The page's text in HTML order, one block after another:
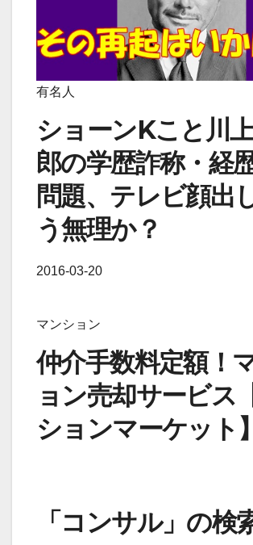
有名人
ショーンKこと川
郎の学歴詐称・経
問題、テレビ顔出
う無理か？
2016-03-20
マンション
仲介手数料定額！
ョン売却サービス
ションマーケット】
「コンサル」の検